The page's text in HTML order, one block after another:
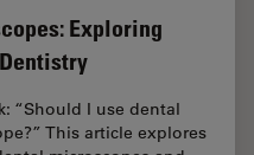
Exploring
“Should I use dental
This article explores